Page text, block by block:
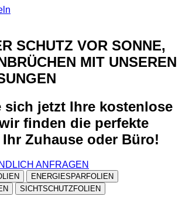
SCHUTZ VOR SONNE,
MIT UNSEREN
sich jetzt Ihre kostenlose
finden die perfekte
Zuhause oder Büro!
ANFRAGEN
ENERGIESPARFOLIEN
SICHTSCHUTZFOLIEN